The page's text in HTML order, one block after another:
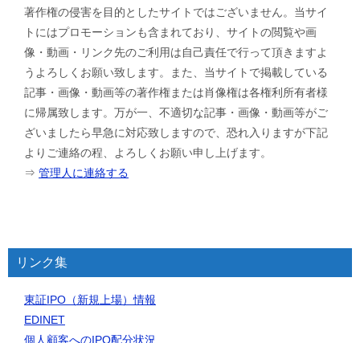
著作権の侵害を目的としたサイトではございません。当サイ
トにはプロモーションも含まれており、サイトの閲覧や画
像・動画・リンク先のご利用は自己責任で行って頂きますよ
うよろしくお願い致します。また、当サイトで掲載している
記事・画像・動画等の著作権または肖像権は各権利所有者様
に帰属致します。万が一、不適切な記事・画像・動画等がご
ざいましたら早急に対応致しますので、恐れ入りますが下記
よりご連絡の程、よろしくお願い申し上げます。
⇒ 管理人に連絡する
リンク集
東証IPO（新規上場）情報
EDINET
個人顧客へのIPO配分状況